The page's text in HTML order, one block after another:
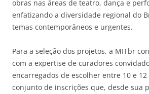
obras nas áreas de teatro, dança e
enfatizando a diversidade regional do
temas contemporâneos e urgentes.
Para a seleção dos projetos, a MITbr
com a expertise de curadores
encarregados de escolher entre 10 e
conjunto de inscrições que, desde sua